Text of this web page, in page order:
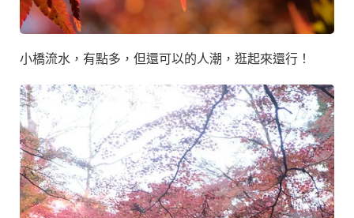
小橋流水，有點多，但還可以的人潮，逛起來還行！